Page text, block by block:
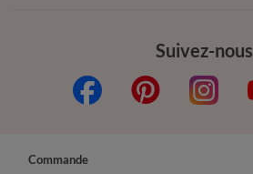
Suivez-nous
Commande